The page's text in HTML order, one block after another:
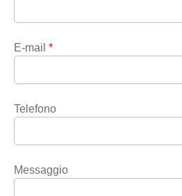
E-mail *
Telefono
Messaggio